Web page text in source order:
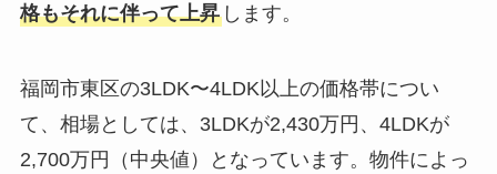
格もそれに伴って上昇します。
福岡市東区の3LDK〜4LDK以上の価格帯につい
て、相場としては、3LDKが2,430万円、4LDKが
2,700万円（中央値）となっています。物件によっ